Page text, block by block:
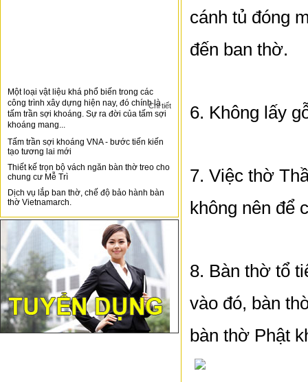
Một loại vật liệu khá phổ biến trong các
công trình xây dựng hiện nay, đó chính là
tấm trần sợi khoáng. Sự ra đời của tấm sợi
khoáng mang...
Chi tiết
Tấm trần sợi khoáng VNA - bước tiến kiến
tạo tương lai mới
Thiết kế trọn bộ vách ngăn bàn thờ treo cho
chung cư Mễ Trì
Dịch vụ lắp ban thờ, chế độ bảo hành bàn
thờ Vietnamarch.
cánh tủ đóng
đến ban thờ.
6. Không lấy
7. Việc thờ
không nên để
8. Bàn thờ tổ
vào đó, bàn
bàn thờ Phật